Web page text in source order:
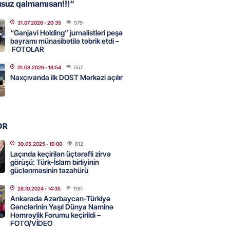
Səudiyyə Ərəbistanı və
arasında Məkkə müdafiə
- 15:15
- 15:00
ölkəni seçdilər
- 14:45 85
qalmamısan!!!“
31.07.2026- 20:35 579
“Ganjavi Holding” jurnalistləri peşə
bayramı münasibətilə təbrik etdi –
FOTOLAR
01.08.2026- 18:54 557
Naxçıvanda ilk DOST Mərkəzi açılır
30.05.2025- 10:00 812
Laçında keçirilən üçtərəfli zirvə
görüşü: Türk-İslam birliyinin
güclənməsinin təzahürü
28.10.2024- 14:35 1181
Ankarada Azərbaycan-Türkiyə
Gənclərinin Yaşıl Dünya Naminə
Həmrəylik Forumu keçirildi –
FOTO/VİDEO